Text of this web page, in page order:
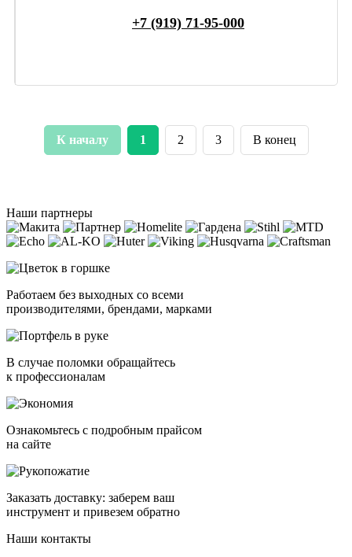
+7 (919) 71-95-000
К началу 1 2 3 В конец
Наши партнеры
Работаем без выходных со всеми
производителями, брендами, марками
В случае поломки обращайтесь
к профессионалам
Ознакомьтесь с подробным прайсом
на сайте
Заказать доставку: заберем ваш
инструмент и привезем обратно
Наши контакты